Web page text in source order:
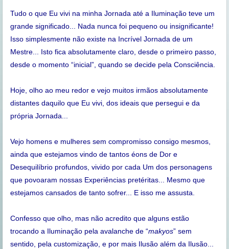
Tudo o que Eu vivi na minha Jornada até a Iluminação teve um
grande significado... Nada nunca foi pequeno ou insignificante!
Isso simplesmente não existe na Incrível Jornada de um
Mestre... Isto fica absolutamente claro, desde o primeiro passo,
desde o momento “inicial”, quando se decide pela Consciência.
Hoje, olho ao meu redor e vejo muitos irmãos absolutamente
distantes daquilo que Eu vivi, dos ideais que persegui e da
própria Jornada...
Vejo homens e mulheres sem compromisso consigo mesmos,
ainda que estejamos vindo de tantos éons de Dor e
Desequilíbrio profundos, vivido por cada Um dos personagens
que povoaram nossas Experiências pretéritas... Mesmo que
estejamos cansados de tanto sofrer... E isso me assusta.
Confesso que olho, mas não acredito que alguns estão
trocando a Iluminação pela avalanche de “makyos” sem
sentido, pela customização, e por mais Ilusão além da Ilusão...